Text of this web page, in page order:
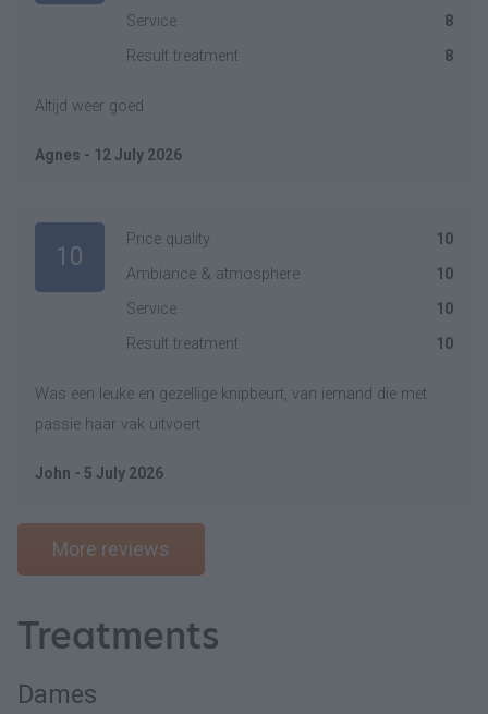
Service
8
Result treatment
8
Altijd weer goed
Agnes - 12 July 2026
10
Price quality
10
Ambiance & atmosphere
10
Service
10
Result treatment
10
Was een leuke en gezellige knipbeurt, van iemand die met
passie haar vak uitvoert.
John - 5 July 2026
More reviews
Treatments
Dames